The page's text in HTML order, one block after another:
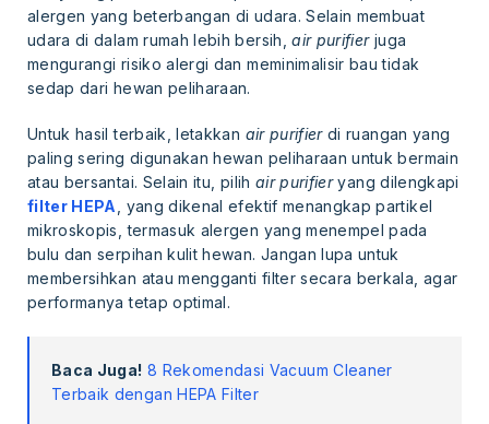
alergen yang beterbangan di udara. Selain membuat
udara di dalam rumah lebih bersih,air purifierjuga
mengurangi risiko alergi dan meminimalisir bau tidak
sedap dari hewan peliharaan.
Untuk hasil terbaik, letakkan air purifierdi ruangan yang
paling sering digunakan hewan peliharaan untuk bermain
atau bersantai. Selain itu, pilih air purifieryang dilengkapi
filter HEPA
, yang dikenal efektif menangkap partikel
mikroskopis, termasuk alergen yang menempel pada
bulu dan serpihan kulit hewan. Jangan lupa untuk
membersihkan atau mengganti filter secara berkala, agar
performanya tetap optimal.
Baca Juga! 8 Rekomendasi Vacuum Cleaner
Terbaik dengan HEPA Filter